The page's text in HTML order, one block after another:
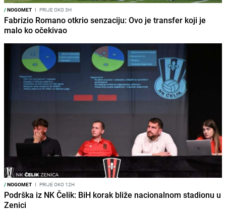
/NOGOMET I PRIJE OKO 3H
Fabrizio Romano otkrio senzaciju: Ovo je transfer koji je
malo ko očekivao
/NOGOMET I PRIJE OKO 12H
Podrška iz NK Čelik: BiH korak bliže nacionalnom stadionu u
Zenici